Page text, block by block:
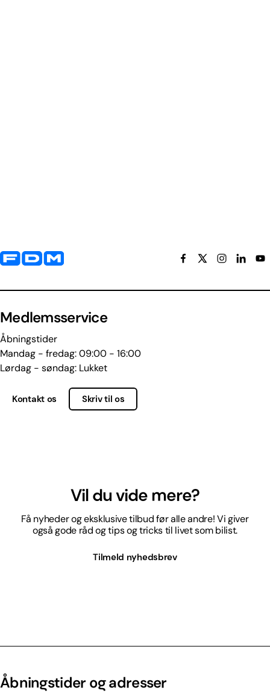
Yderligere information og kontaktoplysninger
Medlemsservice
Åbningstider
Mandag - fredag: 09:00 - 16:00
Lørdag - søndag: Lukket
Kontakt os Skriv til os
Vil du vide mere?
Få nyheder og eksklusive tilbud før alle andre! Vi giver
også gode råd og tips og tricks til livet som bilist.
Tilmeld nyhedsbrev
Åbningstider og adresser